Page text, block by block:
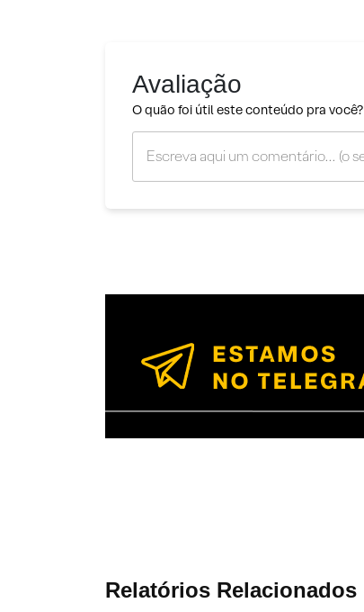
Avaliação
O quão foi útil este conteúdo pra você?
Relatórios Relacionados